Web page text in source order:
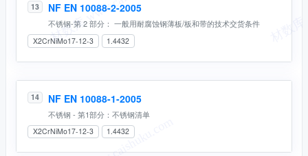
13 NF EN 10088-2-2005
不锈钢-第 2 部分： 一般用耐腐蚀钢薄板/板和带的技术交货条件
X2CrNiMo17-12-3 1.4432
14 NF EN 10088-1-2005
不锈钢 - 第1部分：不锈钢清单
X2CrNiMo17-12-3 1.4432